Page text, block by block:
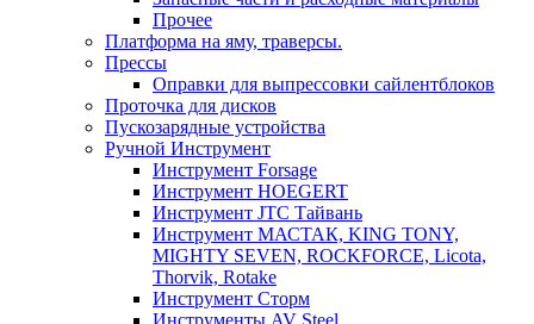
Прочее
Платформа на яму, траверсы.
Прессы
Оправки для выпрессовки сайлентблоков
Проточка для дисков
Пускозарядные устройства
Ручной Инструмент
Инструмент Forsage
Инструмент HOEGERT
Инструмент JTC Тайвань
Инструмент МАСТАК, KING TONY,
MIGHTY SEVEN, ROCKFORCE, Licota,
Thorvik, Rotake
Инструмент Сторм